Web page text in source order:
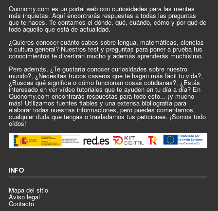
Quonomy.com es un portal web con curiosidades para las mentes
más inquietas. Aquí encontrarás respuestas a todas las preguntas
que te haces. Te contamos el dónde, qué, cuándo, cómo y por qué de
todo aquello que está de actualidad.
¿Quieres conocer cuánto sabes sobre lengua, matemáticas, ciencias
o cultura general? Nuestros test y preguntas para poner a prueba tus
conocimientos te divertirán mucho y además aprenderás muchísimo.
Pero además, ¿Te gustaría conocer curiosidades sobre nuestro
mundo?, ¿Necesitas trucos caseros que te hagan más fácil tu vida?,
¿Buscas qué significa o cómo funcionan cosas cotidianas?, ¿Estás
interesado en ver vídeo tutoriales que te ayuden en tu día a día? En
Quonomy.com encontrarás respuestas para todo esto... ¡y mucho
más! Utilizamos fuentes fiables y una extensa bibliografía para
elaborar todas nuestras informaciones, pero puedes comentarnos
cualquier duda que tengas o trasladarnos tus peticiones. ¡Somos todo
oídos!
INFO
Mapa del sitio
Aviso legal
Contacto